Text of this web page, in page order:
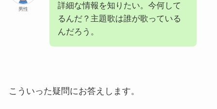
男性
詳細な情報を知りたい。今何して
るんだ？主題歌は誰が歌っている
んだろう。
こういった疑問にお答えします。